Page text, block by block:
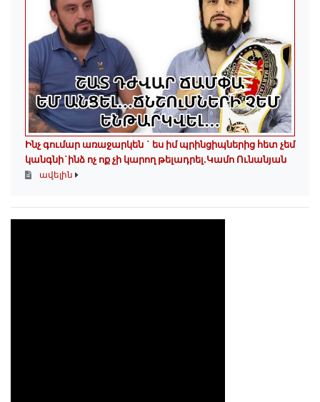
Ինչ գումար առաջարկեն ` ես իմ պրինցիպներից հետ չեմ
կանգնի`ինձ ոչ ոք չի կարող թելադրել.Կամո Ունանյան
ավելին